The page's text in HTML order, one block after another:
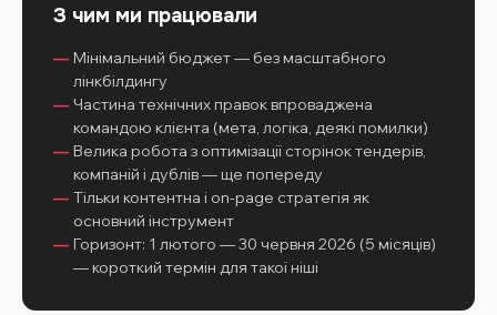
З чим ми працювали
Мінімальний бюджет — без масштабного
лінкбілдингу
Частина технічних правок впроваджена
командою клієнта (мета, логіка, деякі помилки)
Велика робота з оптимізації сторінок тендерів,
компаній і дублів — ще попереду
Тільки контентна і on-page стратегія як
основний інструмент
Горизонт: 1 лютого — 30 червня 2026 (5 місяців)
— короткий термін для такої ніші